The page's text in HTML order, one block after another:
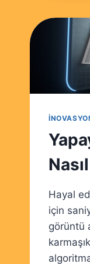
Hayal
için
görüntü